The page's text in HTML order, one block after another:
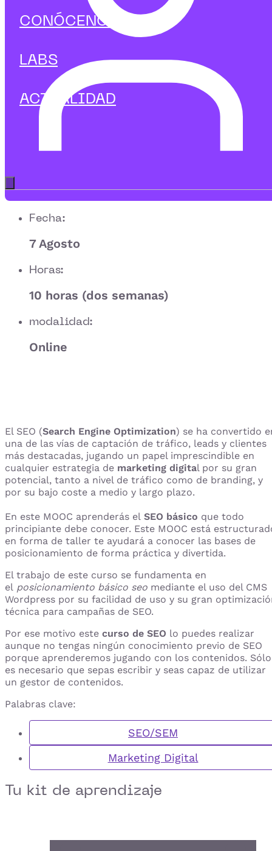
CONÓCENOS
LABS
ACTUALIDAD
Apúntate
Gratis
Fecha:
7 Agosto
Horas:
10 horas (dos semanas)
modalidad:
Online
El SEO (Search Engine Optimization) se ha convertido
una de las vías de captación de tráfico, leads y clientes
más destacadas, jugando un papel imprescindible en
cualquier estrategia de marketing digital por su gran
potencial, tanto a nivel de tráfico como de branding, y
por su bajo coste a medio y largo plazo.
En este MOOC aprenderás el SEO básico que todo
principiante debe conocer. Este MOOC está
en forma de taller te ayudará a conocer las bases de
posicionamiento de forma práctica y divertida.
El trabajo de este curso se fundamenta en
el posicionamiento básico seo mediante el uso del CMS
Wordpress por su facilidad de uso y su gran
técnica para campañas de SEO.
Por ese motivo este curso de SEO lo puedes realizar
aunque no tengas ningún conocimiento previo de SEO
porque aprenderemos jugando con los contenidos. Sólo
es necesario que sepas escribir y seas capaz de utilizar
un gestor de contenidos.
Palabras clave:
SEO/SEM
Marketing Digital
Tu kit de aprendizaje